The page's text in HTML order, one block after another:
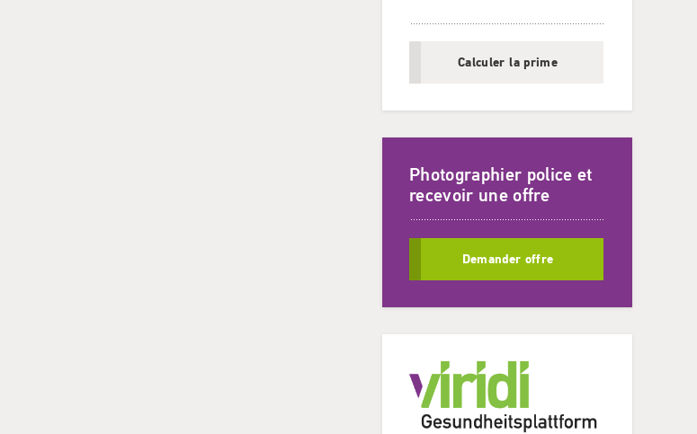
Calculer la prime
Photographier police et
recevoir une offre
Demander offre